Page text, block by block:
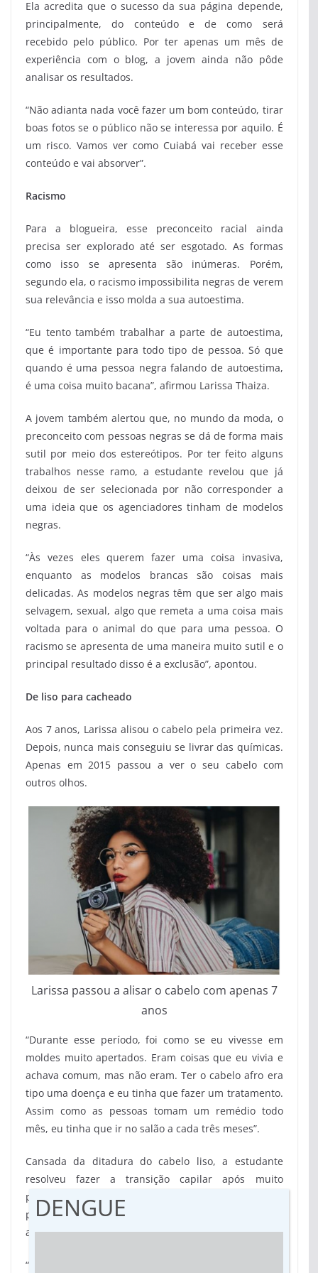
Ela acredita que o sucesso da sua página depende,
principalmente, do conteúdo e de como será
recebido pelo público. Por ter apenas um mês de
experiência com o blog, a jovem ainda não pôde
analisar os resultados.
“Não adianta nada você fazer um bom conteúdo, tirar
boas fotos se o público não se interessa por aquilo. É
um risco. Vamos ver como Cuiabá vai receber esse
conteúdo e vai absorver”.
Racismo
Para a blogueira, esse preconceito racial ainda
precisa ser explorado até ser esgotado. As formas
como isso se apresenta são inúmeras. Porém,
segundo ela, o racismo impossibilita negras de verem
sua relevância e isso molda a sua autoestima.
“Eu tento também trabalhar a parte de autoestima,
que é importante para todo tipo de pessoa. Só que
quando é uma pessoa negra falando de autoestima,
é uma coisa muito bacana”, afirmou Larissa Thaiza.
A jovem também alertou que, no mundo da moda, o
preconceito com pessoas negras se dá de forma mais
sutil por meio dos estereótipos. Por ter feito alguns
trabalhos nesse ramo, a estudante revelou que já
deixou de ser selecionada por não corresponder a
uma ideia que os agenciadores tinham de modelos
negras.
“Às vezes eles querem fazer uma coisa invasiva,
enquanto as modelos brancas são coisas mais
delicadas. As modelos negras têm que ser algo mais
selvagem, sexual, algo que remeta a uma coisa mais
voltada para o animal do que para uma pessoa. O
racismo se apresenta de uma maneira muito sutil e o
principal resultado disso é a exclusão”, apontou.
De liso para cacheado
Aos 7 anos, Larissa alisou o cabelo pela primeira vez.
Depois, nunca mais conseguiu se livrar das químicas.
Apenas em 2015 passou a ver o seu cabelo com
outros olhos.
Larissa passou a alisar o cabelo com apenas 7
anos
“Durante esse período, foi como se eu vivesse em
moldes muito apertados. Eram coisas que eu vivia e
achava comum, mas não eram. Ter o cabelo afro era
tipo uma doença e eu tinha que fazer um tratamento.
Assim como as pessoas tomam um remédio todo
mês, eu tinha que ir no salão a cada três meses”.
Cansada da ditadura do cabelo liso, a estudante
resolveu fazer a transição capilar após muito
pesquisar na internet. No entanto, sentiu falta de
pessoas com quem conversar sobre o processo. Isso
a motivou ainda mais para criar o “Cachos e Afros”.
“Eu não tive esse apoio. Então não tinha alguém para
DENGUE